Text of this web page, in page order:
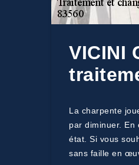
VICINI
La charpente
par diminuer. En
état. Si vous
sans faille en